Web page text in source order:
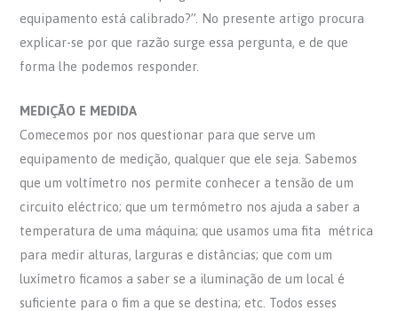
k
equipamento está calibrado?”. No presente artigo procura
explicar-se por que razão surge essa pergunta, e de que
forma lhe podemos responder.
MEDIÇÃO E MEDIDA
Comecemos por nos questionar para que serve um
equipamento de medição, qualquer que ele seja. Sabemos
que um voltímetro nos permite conhecer a tensão de um
circuito eléctrico; que um termómetro nos ajuda a saber a
temperatura de uma máquina; que usamos uma fita métrica
para medir alturas, larguras e distâncias; que com um
luxímetro ficamos a saber se a iluminação de um local é
suficiente para o fim a que se destina; etc. Todos esses